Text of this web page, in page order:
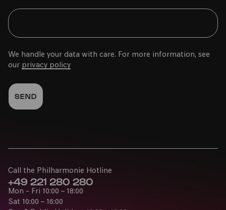
Fri
15.08.2025
20:00
CATS
36. Kölner Sommerfestival
We handle your data with care. For more information, see
our privacy policy
Call the Philharmonie Hotline
+49 221 280 280
Mon - Fri 10:00 – 18:00
Sat 10:00 – 16:00